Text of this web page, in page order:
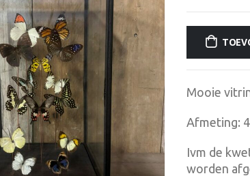
Mooie
Afmeting:
Ivm de
worden